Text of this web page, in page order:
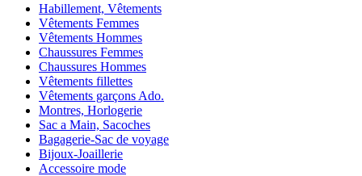
Habillement, Vêtements
Vêtements Femmes
Vêtements Hommes
Chaussures Femmes
Chaussures Hommes
Vêtements fillettes
Vêtements garçons Ado.
Montres, Horlogerie
Sac a Main, Sacoches
Bagagerie-Sac de voyage
Bijoux-Joaillerie
Accessoire mode